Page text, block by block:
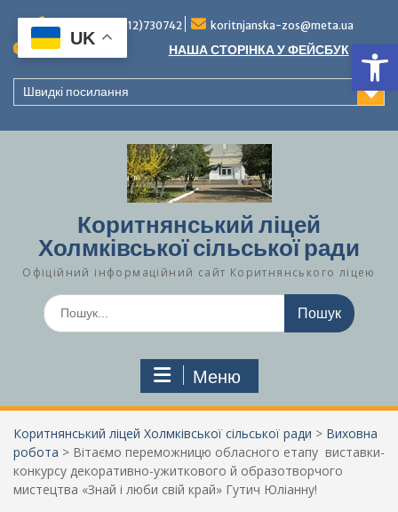
вмісту
Тел./факс (0312)730742 koritnjanska-zos@meta.ua
Повідомлення: НАША СТОРІНКА У ФЕЙСБУК
Швидкі посилання
Коритнянський ліцей
Холмківської сільської ради
Офіційний інформаційний сайт Коритнянського ліцею
Шукати:
Меню
Коритнянський ліцей Холмківської сільської ради > Виховна
робота > Вітаємо переможницю обласного етапу виставки-
конкурсу декоративно-ужиткового й образотворчого
мистецтва «Знай і люби свій край» Гутич Юліанну!
UK